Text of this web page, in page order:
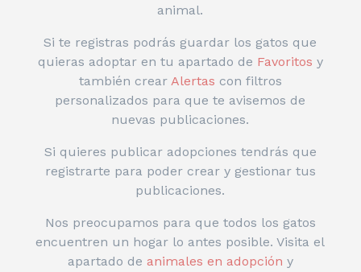
animal.
Si te registras podrás guardar los gatos que
quieras adoptar en tu apartado de Favoritos y
también crear Alertas con filtros
personalizados para que te avisemos de
nuevas publicaciones.
Si quieres publicar adopciones tendrás que
registrarte para poder crear y gestionar tus
publicaciones.
Nos preocupamos para que todos los gatos
encuentren un hogar lo antes posible. Visita el
apartado de animales en adopción y